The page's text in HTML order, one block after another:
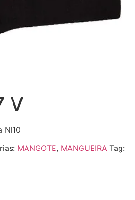
V
Nl10
MANGOTE, MANGUEIRA Tag: